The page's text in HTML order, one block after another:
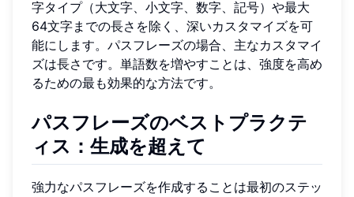
字タイプ（大文字、小文字、数字、記号）や最大
64文字までの長さを除く、深いカスタマイズを可
能にします。パスフレーズの場合、主なカスタマイ
ズは長さです。単語数を増やすことは、強度を高め
るための最も効果的な方法です。
パスフレーズのベストプラクテ
ィス：生成を超えて
強力なパスフレーズを作成することは最初のステッ